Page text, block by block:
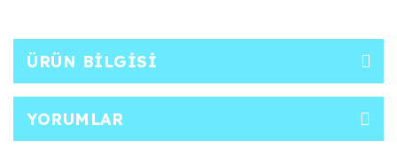
ÜRÜN BILGISI
YORUMLAR